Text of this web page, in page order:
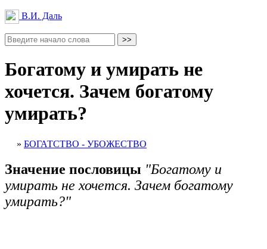
В.И. Даль
Богатому и умирать не
хочется. Зачем богатому
умирать?
» БОГАТСТВО - УБОЖЕСТВО
Значение пословицы "Богатому и
умирать не хочется. Зачем богатому
умирать?"